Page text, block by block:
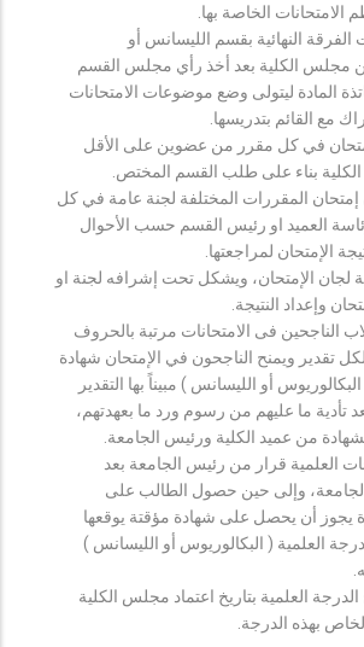
الامتحانات الخاصة بها.
الفرقة النهائية بقسم الليسانس أو
مجلس الكلية بعد أخذ رأي مجلس القسم
المادة ليتولى وضع موضوعات الامتحانات
مع القائم بتدريسها.
في كل مقرر من عضوين على الأقل
بناء على طلب القسم المختص.
المقررات المختلفة لجنة عامة في كل
العميد او رئيس القسم حسب الأحوال
الإمتحان لمراجعتها.
لجان الإمتحان، ويشكل تحت إشرافه لجنة او
وإعداد النتيجة.
الناجحين فى الامتحانات مرتبة بالحروف
لكل تقدير ويمنح الناجحون في الإمتحان شهادة
أو الليسانس ) مبيناً بها التقدير
تأدية ما عليهم من رسوم ورد ما بعهدتهم،
من عميد الكلية ورئيس الجامعة.
العلمية قرار من رئيس الجامعة بعد
وإلى حين حصول الطالب على
يجوز أن يحصل على شهادة مؤقتة يوقعها
العلمية ( البكالوريوس أو الليسانس )
الدرجة العلمية بتاريخ اعتماد مجلس الكلية
بهذه الدرجة.